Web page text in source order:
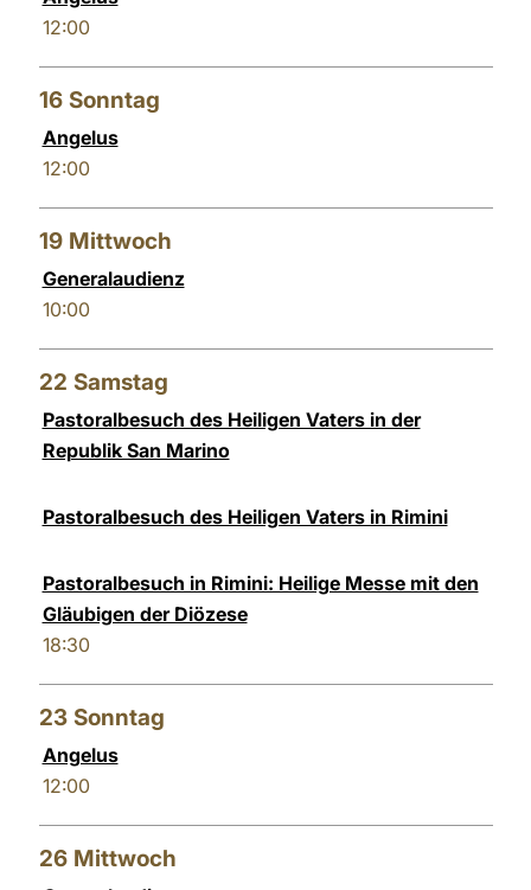
12:00
16 Sonntag
Angelus
12:00
19 Mittwoch
Generalaudienz
10:00
22 Samstag
Pastoralbesuch des Heiligen Vaters in der
Republik San Marino
Pastoralbesuch des Heiligen Vaters in Rimini
Pastoralbesuch in Rimini: Heilige Messe mit den
Gläubigen der Diözese
18:30
23 Sonntag
Angelus
12:00
26 Mittwoch